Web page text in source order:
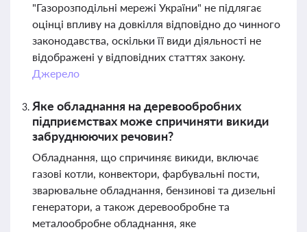
"Газорозподільні мережі України" не підлягає
оцінці впливу на довкілля відповідно до чинного
законодавства, оскільки її види діяльності не
відображені у відповідних статтях закону.
Джерело
Яке обладнання на деревообробних
підприємствах може спричиняти викиди
забруднюючих речовин?
Обладнання, що спричиняє викиди, включає
газові котли, конвектори, фарбувальні пости,
зварювальне обладнання, бензинові та дизельні
генератори, а також деревообробне та
металообробне обладнання, яке